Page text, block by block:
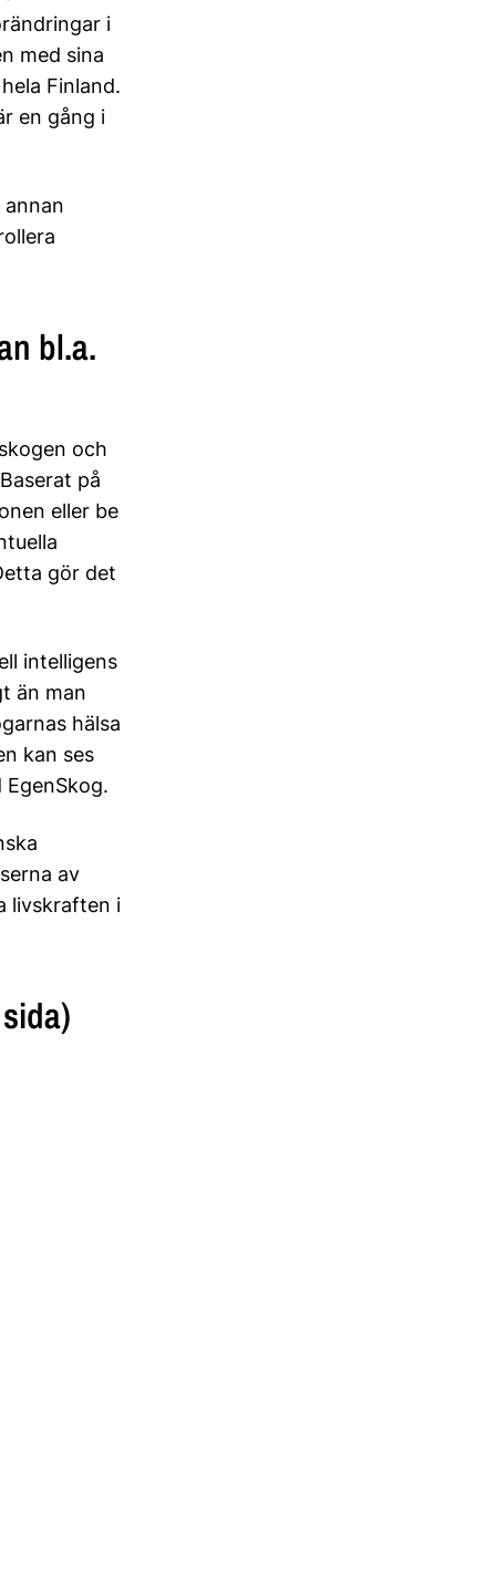
i
med sina
Finland.
en gång i
bl.a.
och
på
eller be
gör det
intelligens
än man
hälsa
kan ses
av
livskraften i